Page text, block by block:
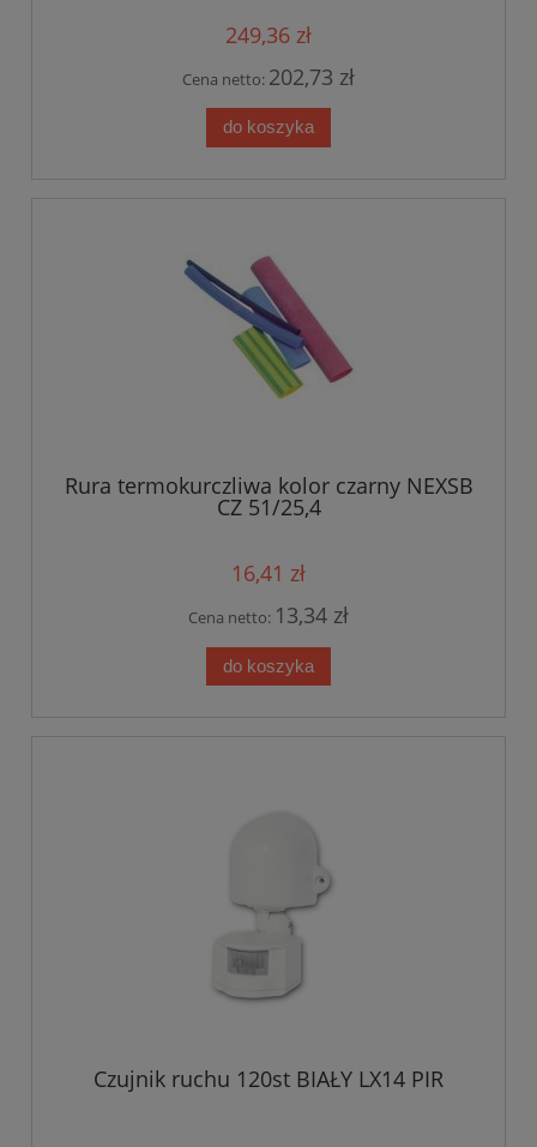
249,36 zł
Cena netto: 202,73 zł
do koszyka
Rura termokurczliwa kolor czarny NEXSB
CZ 51/25,4
16,41 zł
Cena netto: 13,34 zł
do koszyka
Czujnik ruchu 120st BIAŁY LX14 PIR